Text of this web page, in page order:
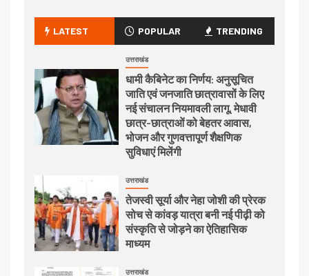
LATEST POPULAR TRENDING
उत्तराखंड
धामी कैबिनेट का निर्णय: अनुसूचित
जाति एवं जनजाति छात्रावासों के लिए
नई संचालन नियमावली लागू, मेधावी
छात्र-छात्राओं को बेहतर आवास,
भोजन और गुणवत्तापूर्ण शैक्षणिक
सुविधाएं मिलेंगी
उत्तराखंड
तेजस्वी सूर्या और नेहा जोशी की प्रेरक
सोच से कांवड़ यात्रा बनी नई पीढ़ी को
संस्कृति से जोड़ने का ऐतिहासिक
माध्यम
उत्तराखंड